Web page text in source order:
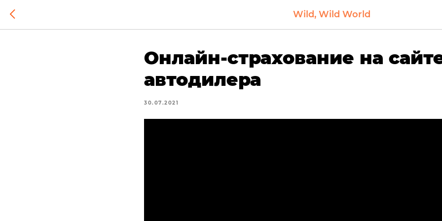
Wild, Wild World
Онлайн-страхование на
автодилера
30.07.2021